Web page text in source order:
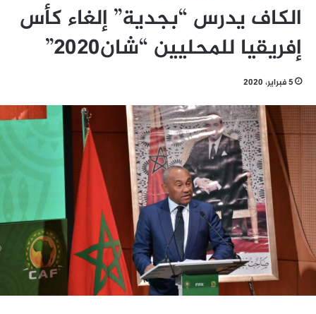
الكاف يدرس “بجدية” إلغاء كأس
إفريقيا للمحليين “شان2020”
5 فبراير، 2020